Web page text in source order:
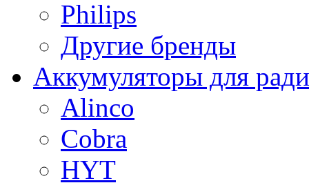
Philips
Другие бренды
Аккумуляторы для
Alinco
Cobra
HYT